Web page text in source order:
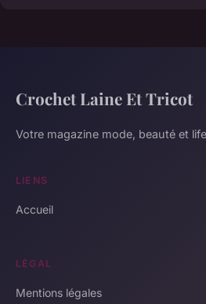
Crochet Laine Et Tricot
Votre magazine mode, beauté et
LIENS
Accueil
LÉGAL
Mentions légales